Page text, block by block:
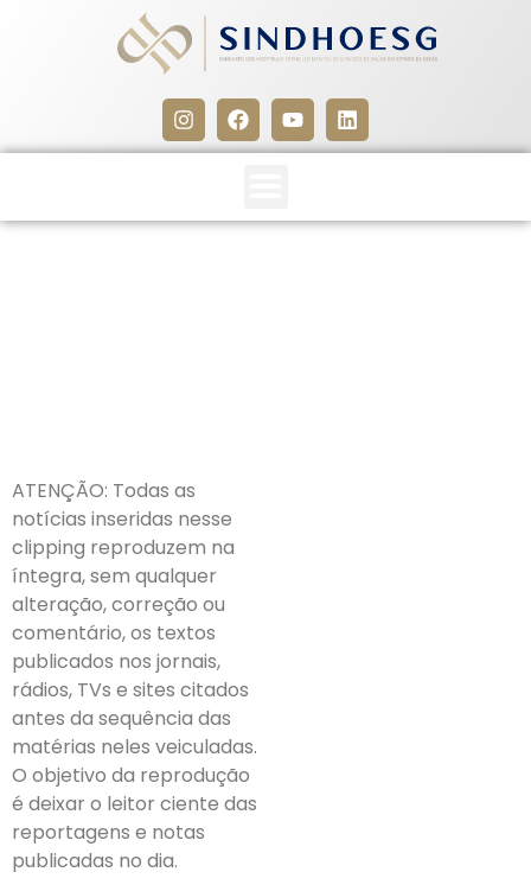
ATENÇÃO: Todas as
notícias inseridas nesse
clipping reproduzem na
íntegra, sem qualquer
alteração, correção ou
comentário, os textos
publicados nos jornais,
rádios, TVs e sites citados
antes da sequência das
matérias neles veiculadas.
O objetivo da reprodução
é deixar o leitor ciente das
reportagens e notas
publicadas no dia.